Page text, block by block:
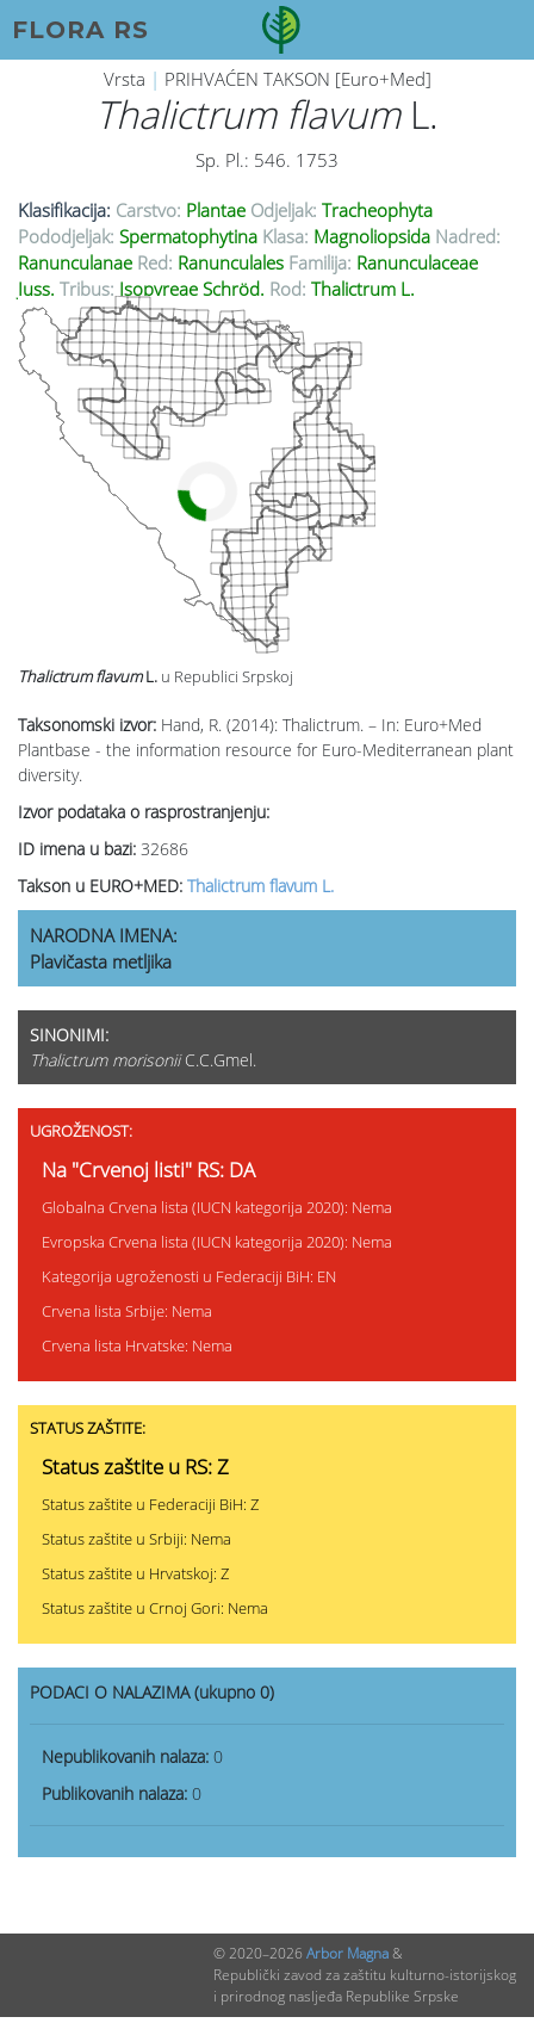
FLORA RS
Vrsta | PRIHVAĆEN TAKSON [Euro+Med]
Thalictrum flavumL.
Sp. Pl.: 546. 1753
Klasifikacija: Carstvo: Plantae Odjeljak: Tracheophyta
Pododjeljak: Spermatophytina Klasa: Magnoliopsida Nadred:
Ranunculanae Red: Ranunculales Familija: Ranunculaceae
Juss. Tribus: Isopyreae Schröd. Rod: Thalictrum L.
Taksonomski izvor: Hand, R. (2014): Thalictrum. – In: Euro+Med
Plantbase - the information resource for Euro-Mediterranean plant
diversity.
Izvor podataka o rasprostranjenju:
ID imena u bazi: 32686
Takson u EURO+MED: Thalictrum flavum L.
Thalictrum flavumL. u Republici Srpskoj
NARODNA IMENA:
Plavičasta metljika
SINONIMI:
Thalictrum morisoniiC.C.Gmel.
UGROŽENOST:
Na "Crvenoj listi" RS: DA
Globalna Crvena lista (IUCN kategorija 2020): Nema
Evropska Crvena lista (IUCN kategorija 2020): Nema
Kategorija ugroženosti u Federaciji BiH: EN
Crvena lista Srbije: Nema
Crvena lista Hrvatske: Nema
STATUS ZAŠTITE:
Status zaštite u RS: Z
Status zaštite u Federaciji BiH: Z
Status zaštite u Srbiji: Nema
Status zaštite u Hrvatskoj: Z
Status zaštite u Crnoj Gori: Nema
PODACI O NALAZIMA (ukupno 0)
Nepublikovanih nalaza: 0
Publikovanih nalaza: 0
© 2020–2026 Arbor Magna&
Republički zavod za zaštitu kulturno-istorijskog
i prirodnog nasljeđa Republike Srpske